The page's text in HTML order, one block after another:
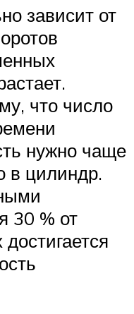
зависит от
что число
нужно чаще
в цилиндр.
30 % от